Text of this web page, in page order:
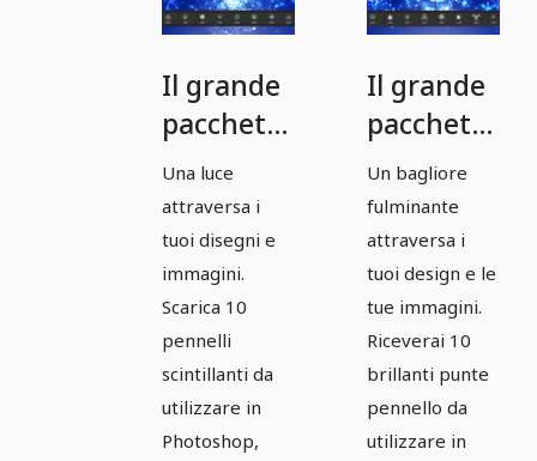
Il grande
pacchetto
di
pennelli -
luci e
scintille 9
Una luce
attraversa i
tuoi disegni e
immagini.
Scarica 10
pennelli
scintillanti da
utilizzare in
Photoshop,
Il grande
pacchetto
di
pennelli -
Scintille e
Scintille
10
Un bagliore
fulminante
attraversa i
tuoi design e le
tue immagini.
Riceverai 10
brillanti punte
pennello da
utilizzare in